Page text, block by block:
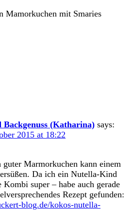
Mamorkuchen mit Smaries
(Katharina) says:
2015 at 18:22
Marmorkuchen kann einem
Da ich ein Nutella-Kind
super – habe auch gerade
Rezept gefunden:
blog.de/kokos-nutella-